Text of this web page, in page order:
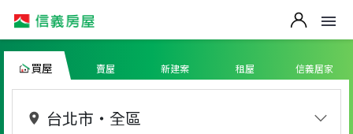
買屋 賣屋 新建案 租屋 信義居家
台北市 ・ 全區